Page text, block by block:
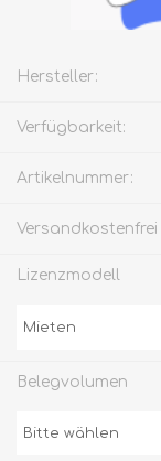
Hersteller:
Verfügbarkeit:
Artikelnummer:
Versandkostenfrei
Lizenzmodell
Belegvolumen